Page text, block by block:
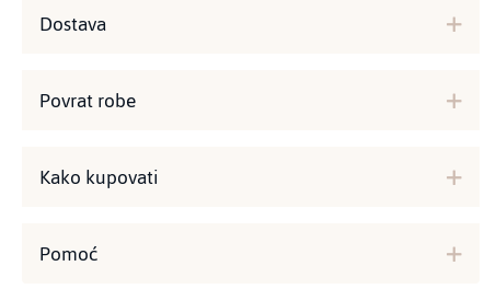
Dostava
Povrat robe
Kako kupovati
Pomoć